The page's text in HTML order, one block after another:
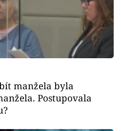
manžela byla
Postupovala